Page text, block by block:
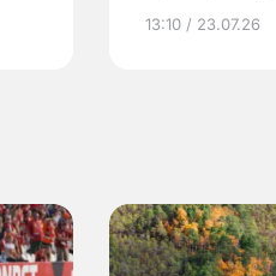
по ОМС!
13:10 / 23.07.26